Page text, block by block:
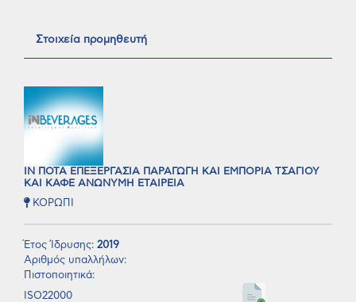
Στοιχεία προμηθευτή
ΙΝ ΠΟΤΑ ΕΠΕΞΕΡΓΑΣΙΑ ΠΑΡΑΓΩΓΗ ΚΑΙ ΕΜΠΟΡΙΑ ΤΣΑΓΙΟΥ
ΚΑΙ ΚΑΦΕ ΑΝΩΝΥΜΗ ΕΤΑΙΡΕΙΑ
ΚΟΡΩΠΙ
Έτος Ίδρυσης: 2019
Αριθμός υπαλλήλων:
Πιστοποιητικά:
ISO22000